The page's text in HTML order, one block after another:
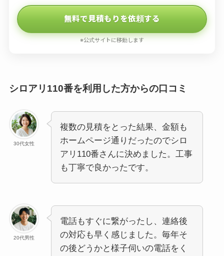
無料で見積もりを依頼する
※公式サイトに移動します
シロアリ110番を利用した方からの口コミ
30代女性
複数の見積をとった結果、金額も
ホームページ通りだったのでシロ
アリ110番さんに決めました。工事
も丁寧で良かったです。
20代男性
電話もすぐに繋がったし、連絡後
の対応も早く感じました。毎年そ
の後どうかと様子伺いの電話をく